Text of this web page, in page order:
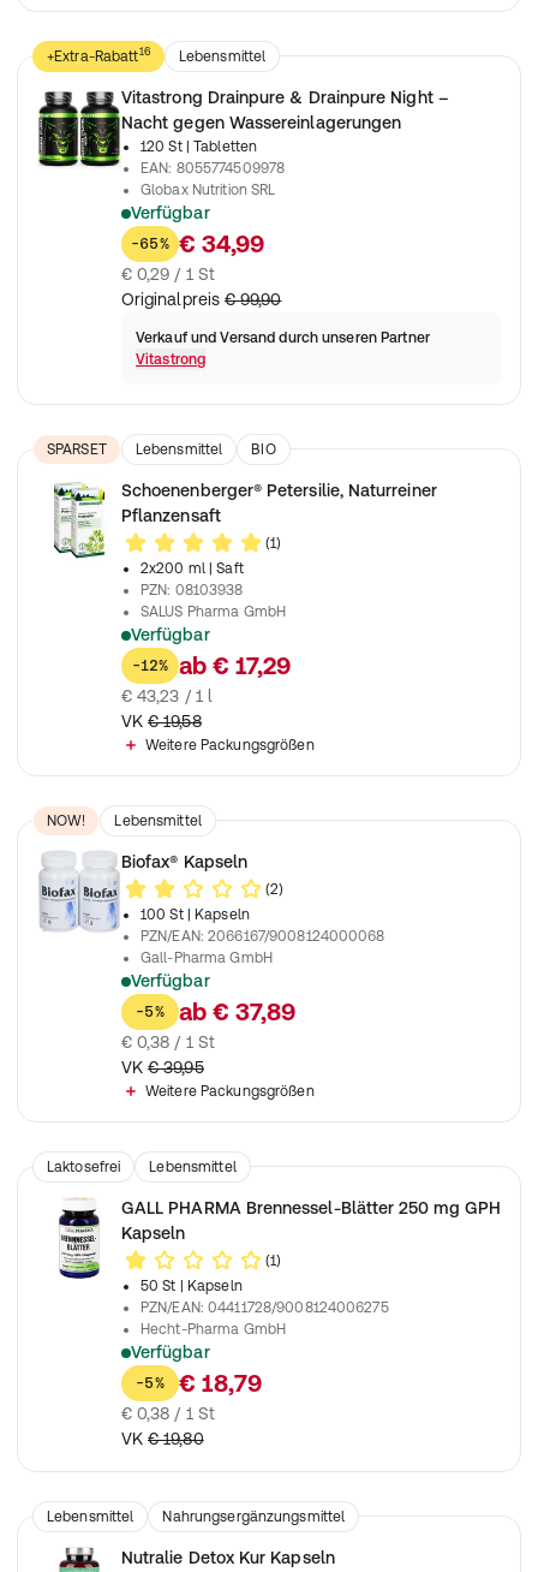
+Extra-Rabatt16
Lebensmittel
Nahrungsergänzungsmittel
Vitastrong Drainpure & Drainpure Night –
Nacht gegen Wassereinlagerungen
120 St
| Tabletten
EAN: 8055774509978
Globax Nutrition SRL
Verfügbar
Tag- und Nachtformel zur Unterstützung des
-65% € 34,99
€ 0,29 / 1 St
Originalpreis € 99,90
Verkauf und Versand durch unseren Partner
Vitastrong
SPARSET Lebensmittel BIO
Schoenenberger® Petersilie, Naturreiner
Pflanzensaft
(1)
2x200 ml
| Saft
PZN: 08103938
SALUS Pharma GmbH
Verfügbar
Zur unterstützenden Entwässerung
-12% ab € 17,29
€ 43,23 / 1 l
VK € 19,58
Weitere Packungsgrößen
NOW! Lebensmittel
Biofax® Kapseln
(2)
100 St
| Kapseln
PZN/EAN:2066167/9008124000068
Gall-Pharma GmbH
Verfügbar
Zur Anregung der Nierentätigkeit
-5% ab € 37,89
€ 0,38 / 1 St
VK € 39,95
Weitere Packungsgrößen
Laktosefrei
Lebensmittel
Nahrungsergänzungsmittel
GALL PHARMA Brennessel-Blätter 250 mg GPH
Kapseln
(1)
50 St
| Kapseln
PZN/EAN:04411728/9008124006275
Hecht-Pharma GmbH
Verfügbar
Nahrungsergänzungsmittel mit Brennnesselblätter
-5% € 18,79
€ 0,38 / 1 St
VK € 19,80
Lebensmittel Nahrungsergänzungsmittel
Nutralie Detox Kur Kapseln